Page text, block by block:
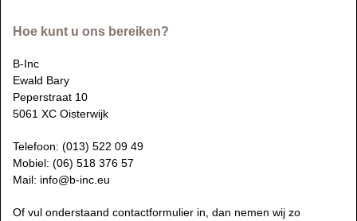
Hoe kunt u ons bereiken?
B-Inc
Ewald Bary
Peperstraat 10
5061 XC Oisterwijk
Telefoon: (013) 522 09 49
Mobiel: (06) 518 376 57
Mail: info@b-inc.eu
Of vul onderstaand contactformulier in, dan nemen wij zo